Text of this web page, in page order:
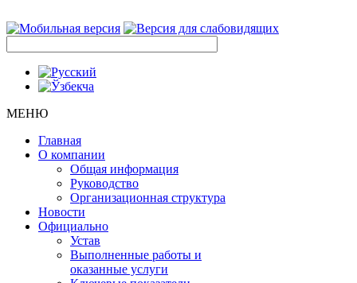
МЕНЮ
Главная
О компании
Общая информация
Руководство
Организационная структура
Новости
Официально
Устав
Выполненные работы и
оказанные услуги